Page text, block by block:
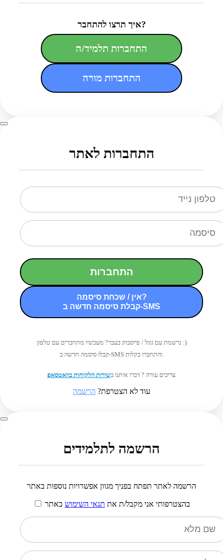
איך תרצו להתחבר?
התחברות תלמיד/ה
התחברות מורה
התחברות לאתר
התחברות
אין / שכחת סיסמה?
קבלת סיסמה חדשה ב-SMS
נרשמת עם גוגל / פייסבוק בעבר? מעכשיו מתחברים עם טלפון :)
קבלו סיסמה חדשה ב-SMS והתחברו בקלות.
צריכים עזרה ? דברו איתנו בשירות הלקוחות בוואטסאפ
עוד לא הצטרפת? הרשמה
הרשמה לתלמידים
הרשמה לאתר תפתח בפניך מגוון אפשרויות נוספות באתר
בהצטרפותי אני מקבל/ת את תנאי השימוש באתר